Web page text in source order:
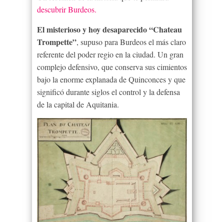
descubrir Burdeos.
El misterioso y hoy desaparecido “Chateau
Trompette”, supuso para Burdeos el más claro
referente del poder regio en la ciudad. Un gran
complejo defensivo, que conserva sus cimientos
bajo la enorme explanada de Quinconces y que
significó durante siglos el control y la defensa
de la capital de Aquitania.